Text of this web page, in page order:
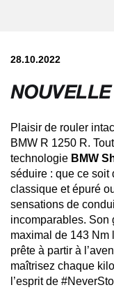
28.10.2022
Plaisir de rouler
BMW R 1250 R.
technologie BMW
séduire : que ce soit
classique et épuré
sensations de
incomparables. Son
maximal de 143 Nm
prête à partir à
maîtrisez chaque
l’esprit de